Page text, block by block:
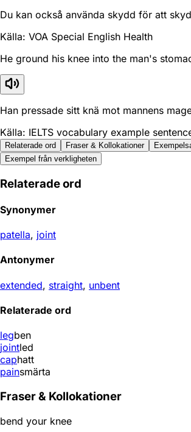
Du kan också använda skydd för att
Källa: VOA Special English Health
He ground his knee into the man's
Han pressade sitt knä mot mannens
Källa: IELTS vocabulary example
Relaterade ord Fraser & Kollokationer
Exempel från verkligheten
Relaterade ord
Synonymer
patella, joint
Antonymer
extended, straight, unbent
Relaterade ord
legben
jointled
caphatt
painsmärta
Fraser & Kollokationer
bend your knee